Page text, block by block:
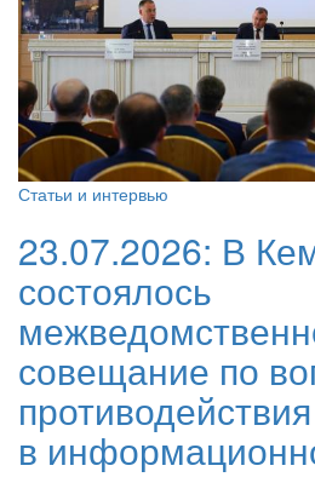
Статьи и интервью
23.07.2026: В
состоялось
совещание по
в